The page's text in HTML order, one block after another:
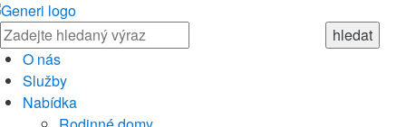
O nás
Služby
Nabídka